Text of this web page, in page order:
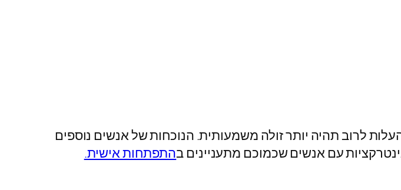
לרוב תהיה יותר זולה משמעותית. הנוכחות של אנשים נוספים
עם אנשים שכמוכם מתעניינים בהתפתחות אישית.